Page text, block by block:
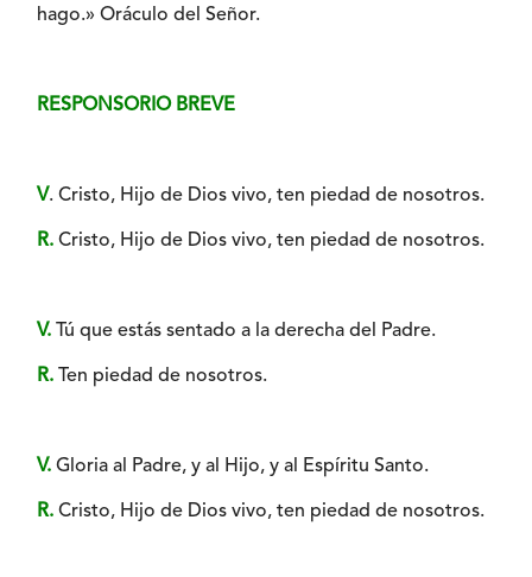
hago.» Oráculo del Señor.
RESPONSORIO BREVE
V. Cristo, Hijo de Dios vivo, ten piedad de nosotros.
R. Cristo, Hijo de Dios vivo, ten piedad de nosotros.
V. Tú que estás sentado a la derecha del Padre.
R. Ten piedad de nosotros.
V. Gloria al Padre, y al Hijo, y al Espíritu Santo.
R. Cristo, Hijo de Dios vivo, ten piedad de nosotros.